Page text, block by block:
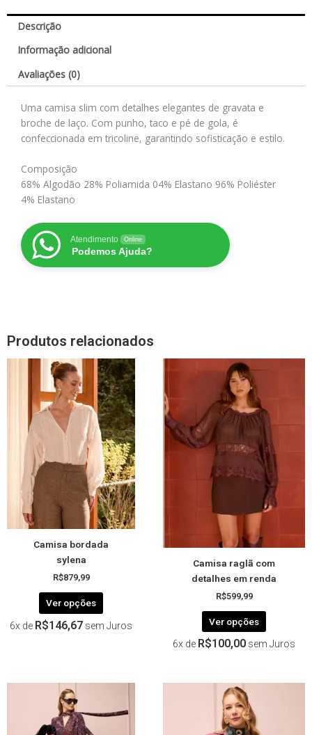
Descrição
Informação adicional
Avaliações (0)
Uma camisa slim com detalhes elegantes de gravata e
broche de laço. Com punho, taco e pé de gola, é
confeccionada em tricoline, garantindo sofisticação e estilo.
Composição
68% Algodão 28% Poliamida 04% Elastano 96% Poliéster
4% Elastano
Atendimento Online
Podemos Ajuda?
Produtos relacionados
Camisa bordada
sylena
R$879,99
Ver opções
Este
produto
tem
várias
variantes.
As
opções
podem
ser
escolhidas
na
página
do
6x de R$146,67 sem Juros
Camisa raglã com
detalhes em renda
R$599,99
Ver opções
várias
variantes.
As
opções
podem
ser
escolhidas
do
produto
6x de R$100,00 sem Juros
tem